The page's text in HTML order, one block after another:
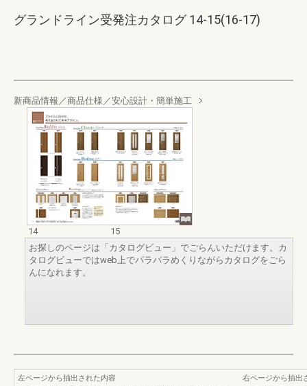
グランドライン受発注カタログ 14-15(16-17)
新商品情報／商品仕様／安心設計・簡単施工
14
15
お探しのページは「カタログビュー」でごらんいただけます。カ
タログビューではweb上でパラパラめくりながらカタログをごら
んになれます。
左ページから抽出された内容
右ページから抽出